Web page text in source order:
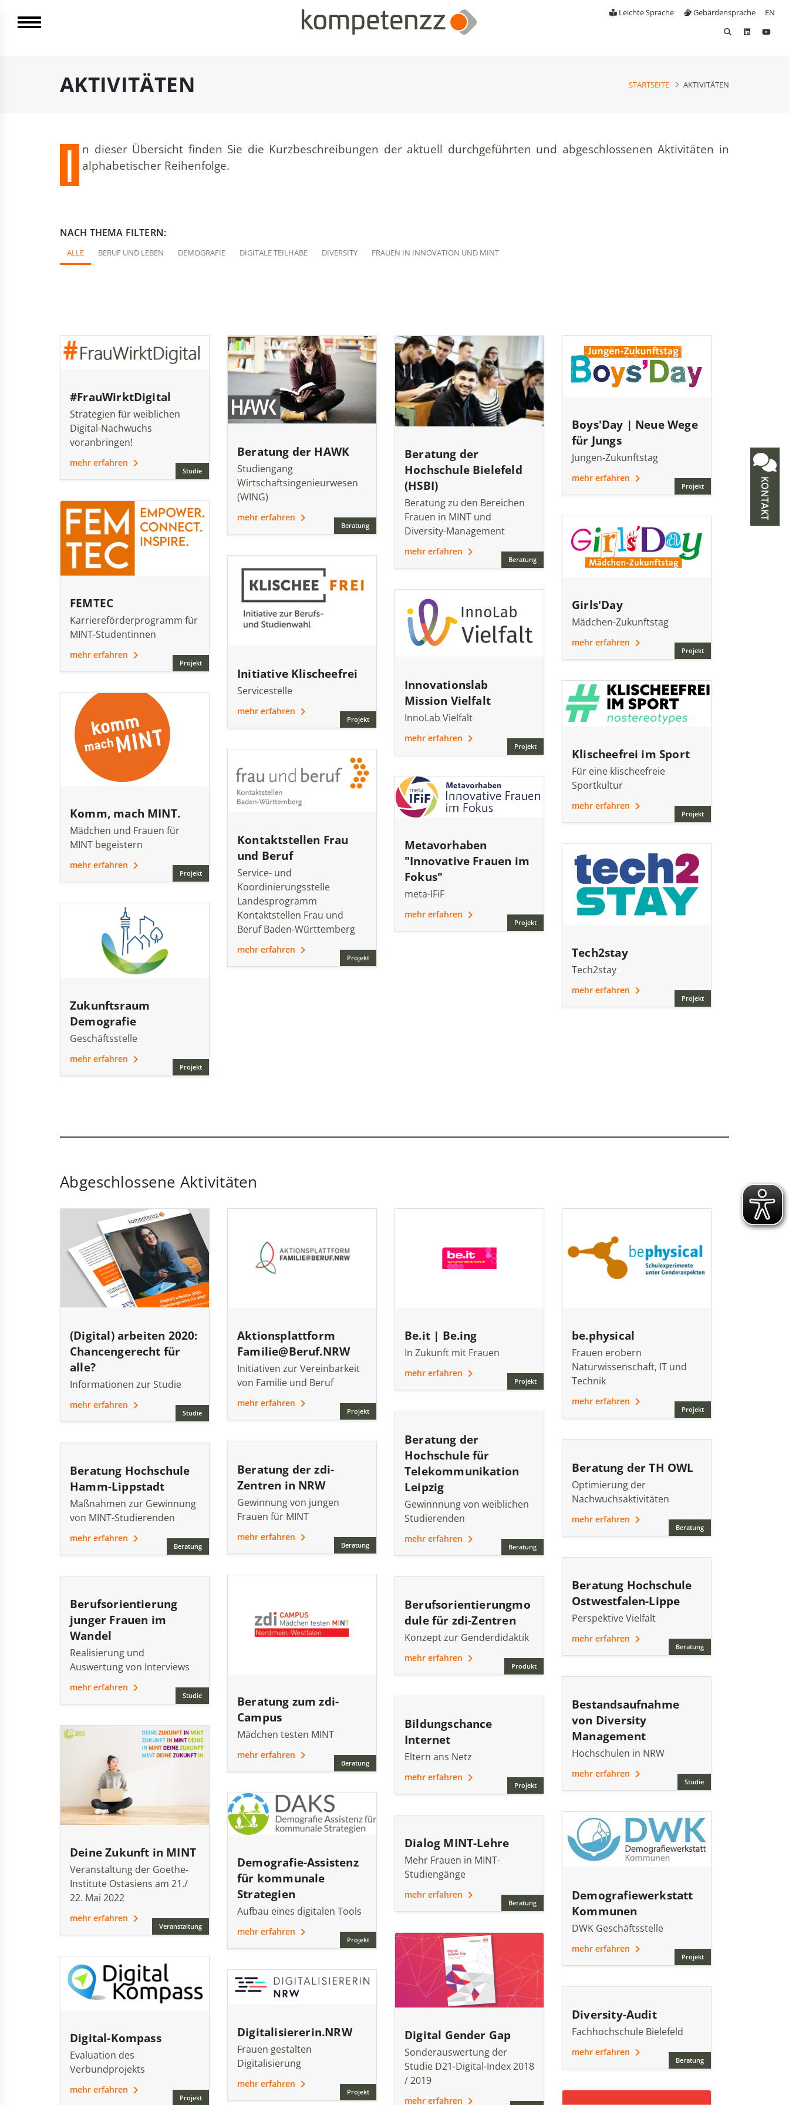
Leichte Sprache Gebärdensprache EN
AKTIVITÄTEN STARTSEITE AKTIVITÄTEN
I
n dieser Übersicht finden Sie die Kurzbeschreibungen der aktuell durchgeführten und abgeschlossenen Aktivitäten in
alphabetischer Reihenfolge.
NACH THEMA FILTERN:
ALLE BERUF UND LEBEN DEMOGRAFIE DIGITALE TEILHABE DIVERSITY FRAUEN IN INNOVATION UND MINT
Studie
#FrauWirktDigital
Strategien für weiblichen
Digital-Nachwuchs
voranbringen!
mehr erfahren
Beratung
Beratung der HAWK
Studiengang
Wirtschaftsingenieurwesen
(WING)
mehr erfahren
Beratung
Beratung der
Hochschule Bielefeld
(HSBI)
Beratung zu den Bereichen
Frauen in MINT und
Diversity-Management
mehr erfahren
Projekt
Boys'Day | Neue Wege
für Jungs
Jungen-Zukunftstag
mehr erfahren
Projekt
FEMTEC
Karriereförderprogramm für
MINT-Studentinnen
mehr erfahren Projekt
Girls'Day
Mädchen-Zukunftstag
mehr erfahren
Projekt
Initiative Klischeefrei
Servicestelle
mehr erfahren
Projekt
Innovationslab
Mission Vielfalt
InnoLab Vielfalt
mehr erfahren
Projekt
Klischeefrei im Sport
Für eine klischeefreie
Sportkultur
mehr erfahren
Projekt
Komm, mach MINT.
Mädchen und Frauen für
MINT begeistern
mehr erfahren
Projekt
Kontaktstellen Frau
und Beruf
Service- und
Koordinierungsstelle
Landesprogramm
Kontaktstellen Frau und
Beruf Baden-Württemberg
mehr erfahren
Projekt
Metavorhaben
"Innovative Frauen im
Fokus"
meta-IFiF
mehr erfahren
Projekt
Tech2stay
Tech2stay
mehr erfahren
Projekt
Zukunftsraum
Demografie
Geschäftsstelle
mehr erfahren
Abgeschlossene Aktivitäten
Studie
(Digital) arbeiten 2020:
Chancengerecht für
alle?
Informationen zur Studie
mehr erfahren
Projekt
Aktionsplattform
Familie@Beruf.NRW
Initiativen zur Vereinbarkeit
von Familie und Beruf
mehr erfahren
Projekt
Be.it | Be.ing
In Zukunft mit Frauen
mehr erfahren
Projekt
be.physical
Frauen erobern
Naturwissenschaft, IT und
Technik
mehr erfahren
Beratung
Beratung der
Hochschule für
Telekommunikation
Leipzig
Gewinnnung von weiblichen
Studierenden
mehr erfahren
Beratung
Beratung der TH OWL
Optimierung der
Nachwuchsaktivitäten
mehr erfahren
Beratung
Beratung der zdi-
Zentren in NRW
Gewinnung von jungen
Frauen für MINT
mehr erfahren
Beratung
Beratung Hochschule
Hamm-Lippstadt
Maßnahmen zur Gewinnung
von MINT-Studierenden
mehr erfahren
Beratung
Beratung Hochschule
Ostwestfalen-Lippe
Perspektive Vielfalt
mehr erfahren
Beratung
Beratung zum zdi-
Campus
Mädchen testen MINT
mehr erfahren
Studie
Berufsorientierung
junger Frauen im
Wandel
Realisierung und
Auswertung von Interviews
mehr erfahren
Produkt
Berufsorientierungmo
dule für zdi-Zentren
Konzept zur Genderdidaktik
mehr erfahren
Studie
Bestandsaufnahme
von Diversity
Management
Hochschulen in NRW
mehr erfahren
Projekt
Bildungschance
Internet
Eltern ans Netz
mehr erfahren
Veranstaltung
Deine Zukunft in MINT
Veranstaltung der Goethe-
Institute Ostasiens am 21./
22. Mai 2022
mehr erfahren
Projekt
Demografie-Assistenz
für kommunale
Strategien
Aufbau eines digitalen Tools
mehr erfahren
Projekt
Demografiewerkstatt
Kommunen
DWK Geschäftsstelle
mehr erfahren
Beratung
Dialog MINT-Lehre
Mehr Frauen in MINT-
Studiengänge
mehr erfahren
Digital Gender Gap
Sonderauswertung der
Studie D21-Digital-Index 2018
/ 2019
mehr erfahren
Projekt
Digital-Kompass
Evaluation des
Verbundprojekts
mehr erfahren Projekt
Digitalisiererin.NRW
Frauen gestalten
Digitalisierung
mehr erfahren
Beratung
Diversity-Audit
Fachhochschule Bielefeld
mehr erfahren
KONTAKT